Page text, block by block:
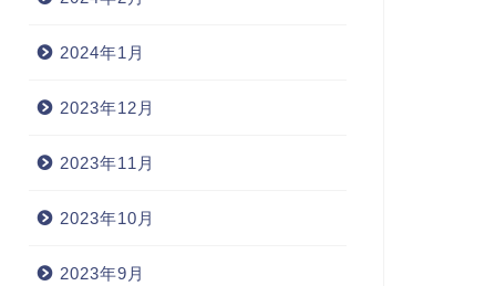
2024年1月
2023年12月
2023年11月
2023年10月
2023年9月